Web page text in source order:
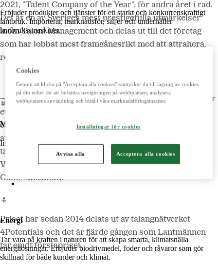
Erbjuder produkter och tjänster för ett starkt och konkurrenskraftigt
lantbruk. Importerar, marknadsför, säljer och underhåller
lantbrukssmaskiner.
LM2
Odla
Maskiner
Importerar, marknadsför, säljer och underhåller lantbruksmaskiner.
Butik på nätet
Energi
Tar vara på kraften i naturen för att skapa smarta, klimatsnälla
energilösningar. Erbjuder biodrivmedel, foder och råvaror som gör
skillnad för både kunder och klimat.
2021, ”Talent Company of the Year”, för andra året i rad.
Det är en av Sveriges mest prestigefulla utmärkelser
inom Talent Management och delas ut till det företag
som har jobbat mest framgångsrikt med att attrahera,
rekrytera, utveckla och behålla talanger.
– Vi är oerhört glada och stolta över utmärkelsen, det är
ett pris till alla medarbetare på Lantmännen. Det är
också otroligt inspirerande att vi återigen får kvitto på
att det vi gör placerar oss i framkant när det gäller
talangfrågor, säger Elisabeth Wallin Mononen, Senior
Vice President och Head of Group HR &
Communication.
Priset har sedan 2014 delats ut av talangnätverket
4Potentials och det är fjärde gången som Lantmännen
tar emot förstapriset.
Cookies
Genom att klicka på "Acceptera alla cookies" samtycker du till lagring av cookies
på din enhet för att förbättra navigeringen på webbplatsen, analysera
webbplatsens användning och bistå i våra marknadsföringsinsatser.
Inställningar för cookies
Avvisa alla Acceptera alla cookies